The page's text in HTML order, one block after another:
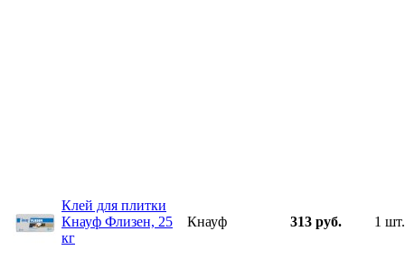
Клей для плитки
Кнауф Флизен, 25
кг
Кнауф 313 руб. 1 шт.